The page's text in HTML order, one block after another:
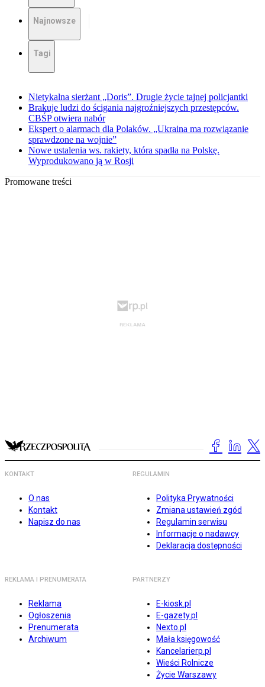
Najnowsze
Tagi
Nietykalna sierżant „Doris”. Drugie życie tajnej policjantki
Brakuje ludzi do ścigania najgroźniejszych przestępców.
CBŚP otwiera nabór
Ekspert o alarmach dla Polaków. „Ukraina ma rozwiązanie
sprawdzone na wojnie”
Nowe ustalenia ws. rakiety, która spadła na Polskę.
Wyprodukowano ją w Rosji
Promowane treści
KONTAKT
O nas
Kontakt
Napisz do nas
REGULAMIN
Polityka Prywatności
Zmiana ustawień zgód
Regulamin serwisu
Informacje o nadawcy
Deklaracja dostępności
REKLAMA I PRENUMERATA
Reklama
Ogłoszenia
Prenumerata
Archiwum
PARTNERZY
E-kiosk.pl
E-gazety.pl
Nexto.pl
Mała księgowość
Kancelarierp.pl
Wieści Rolnicze
Życie Warszawy